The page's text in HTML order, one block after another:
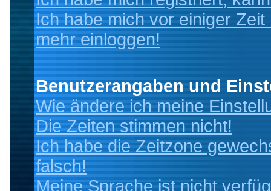
Ich habe mich vor einiger
mehr einloggen!
Benutzerangaben und
Wie ändere ich meine
Die Zeiten stimmen nicht!
Ich habe die Zeitzone
falsch!
Meine Sprache ist nicht